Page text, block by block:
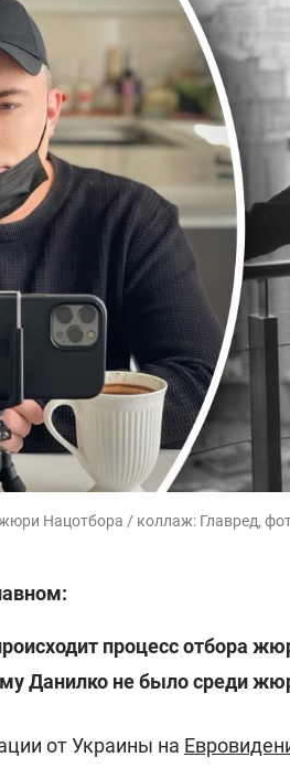
Нацотбора / коллаж: Главред,
процесс отбора
Данилко не было среди
от Украины на